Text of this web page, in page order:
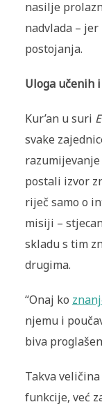
nasilje
nadvlada –
postojanja.
Uloga učenih
Kur’an u suri
svake
postali izvor
riječ samo o
misiji –
skladu s tim
drugima.
“Onaj ko
njemu i
biva
Takva
funkcije, već